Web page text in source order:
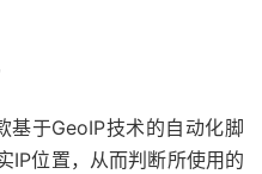
于GeoIP技术的自动化脚
IP位置，从而判断所使用的